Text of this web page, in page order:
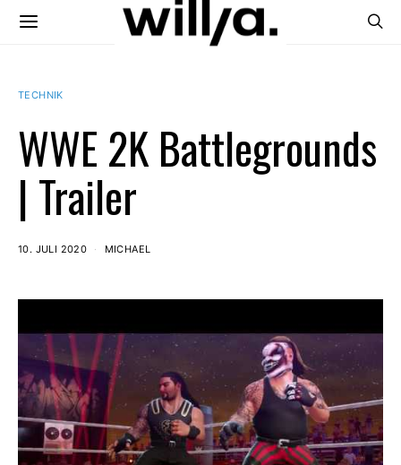
TECHNIK
WWE 2K Battlegrounds
| Trailer
10. JULI 2020 MICHAEL